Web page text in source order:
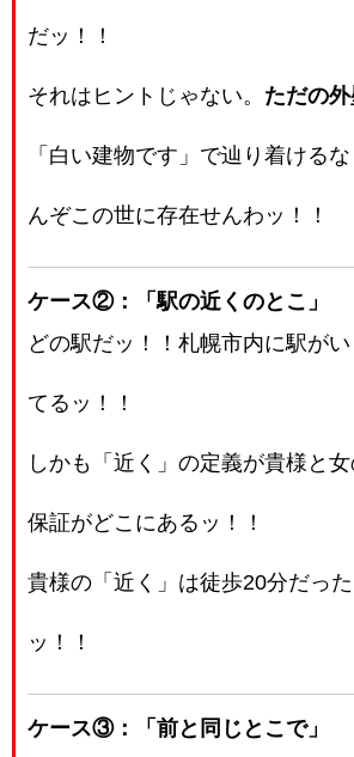
だッ！！
それはヒントじゃない。 ただの外
「白い建物です」で辿り着ける
んぞこの世に存在せんわッ！！
ケース②：「駅の近くのとこ」
どの駅だッ！！札幌市内に駅が
てるッ！！
しかも「近く」の定義が貴様と
保証がどこにあるッ！！
貴様の「近く」は徒歩20分だっ
ッ！！
ケース③：「前と同じとこで」